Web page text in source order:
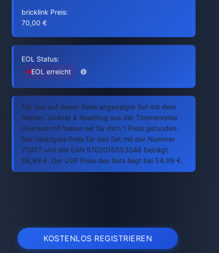
bricklink Preis:
70,00 €
EOL Status:
EOL erreicht
Für das auf dieser Seite angezeigte Set mit dem
Namen Junkrat & Roadhog aus der Themenreihe
Overwatch® haben wir für dich 1 Preis gefunden.
Der niedrigste Preis für das Set mit der Nummer
75977 und der EAN 5702016553048 beträgt
69,99 €. Der UVP Preis des Sets liegt bei 54,99 €.
KOSTENLOS REGISTRIEREN